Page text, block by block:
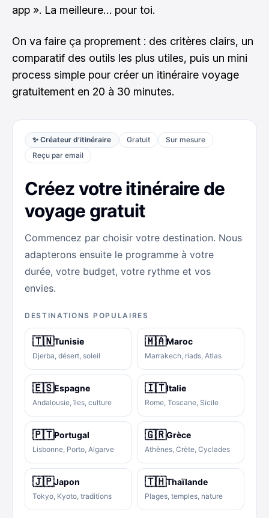
app ». La meilleure… pour toi.
On va faire ça proprement : des critères clairs, un
comparatif des outils les plus utiles, puis un mini
process simple pour créer un itinéraire voyage
gratuitement en 20 à 30 minutes.